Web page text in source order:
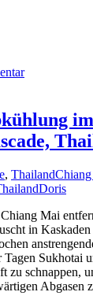
im
, Thailand
Doris
Mai
in
Sukhotai
zu schnappen,
Abgasen